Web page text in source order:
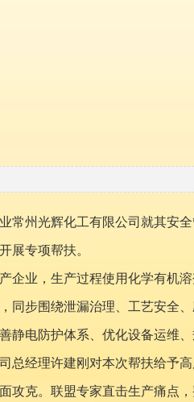
常州光辉化工有限公司就其安
展专项帮扶。
企业，生产过程使用化学有机
同步围绕泄漏治理、工艺安全
静电防护体系、优化设备运维
总经理许建刚对本次帮扶给予
攻克。联盟专家直击生产痛点